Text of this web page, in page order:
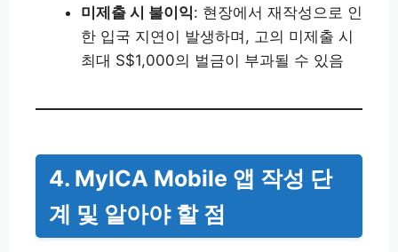
미제출 시 불이익: 현장에서 재작성으로 인
한 입국 지연이 발생하며, 고의 미제출 시
최대 S$1,000의 벌금이 부과될 수 있음
4. MyICA Mobile 앱 작성 단
계 및 알아야 할 점